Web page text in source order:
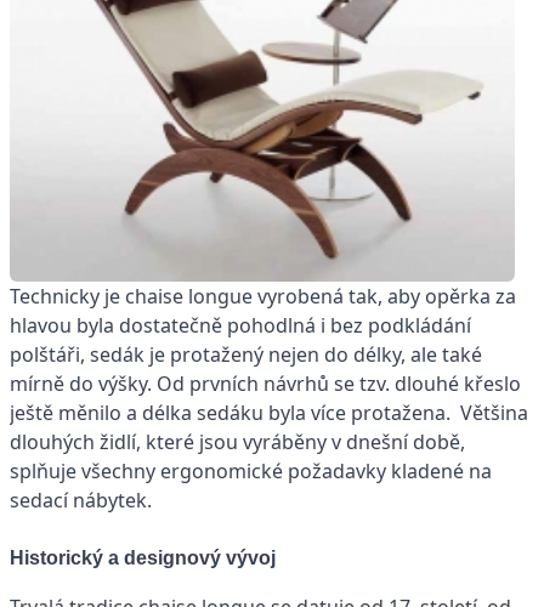
Technicky je chaise longue vyrobená tak, aby opěrka za
hlavou byla dostatečně pohodlná i bez podkládání
polštáři, sedák je protažený nejen do délky, ale také
mírně do výšky. Od prvních návrhů se tzv. dlouhé křeslo
ještě měnilo a délka sedáku byla více protažena. Většina
dlouhých židlí, které jsou vyráběny v dnešní době,
splňuje všechny ergonomické požadavky kladené na
sedací nábytek.
Historický a designový vývoj